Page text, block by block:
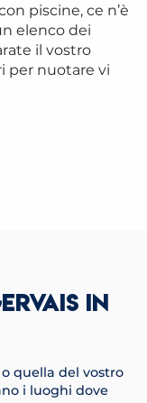
piscine, ce n’è
elenco dei
il vostro
per nuotare vi
IN
quella del vostro
i luoghi dove